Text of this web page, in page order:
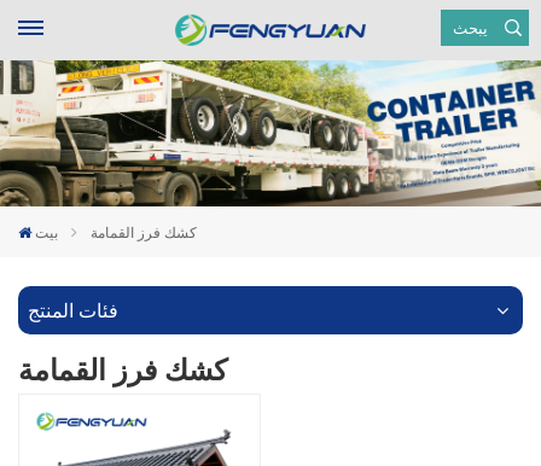
يبحث
بيت كشك فرز القمامة
فئات المنتج
كشك فرز القمامة